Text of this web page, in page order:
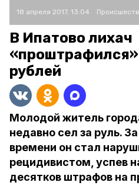
18 апреля 2017, 13:04
В Ипатово лихач
рублей
Молодой житель
недавно сел за руль.
времени он стал
рецидивистом, успев
десятков штрафов на